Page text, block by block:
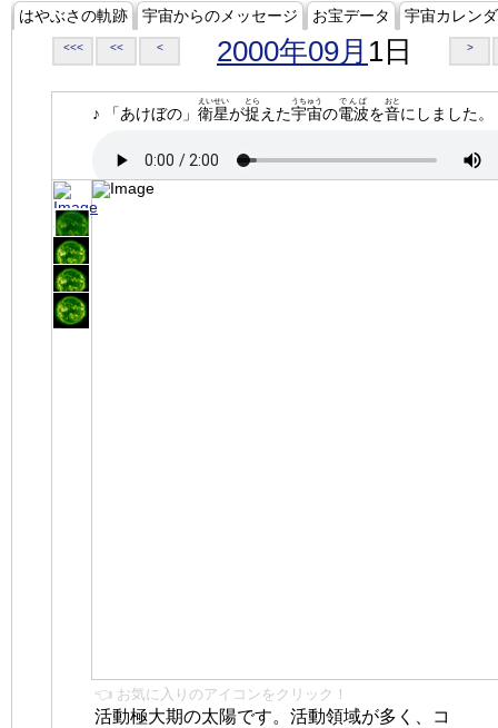
はやぶさの軌跡 宇宙からのメッセージ お宝データ 宇宙カレン
<<< << < 2000年09月 1日 >
♪ 「あけぼの」 衛星
えいせい
が捉
とら
えた宇宙
うちゅう
の電波
でんぱ
を音
おと
にしました。
👈 お気に入りのアイコンをクリック！
活動極大期の太陽です。活動領域が多く、コ